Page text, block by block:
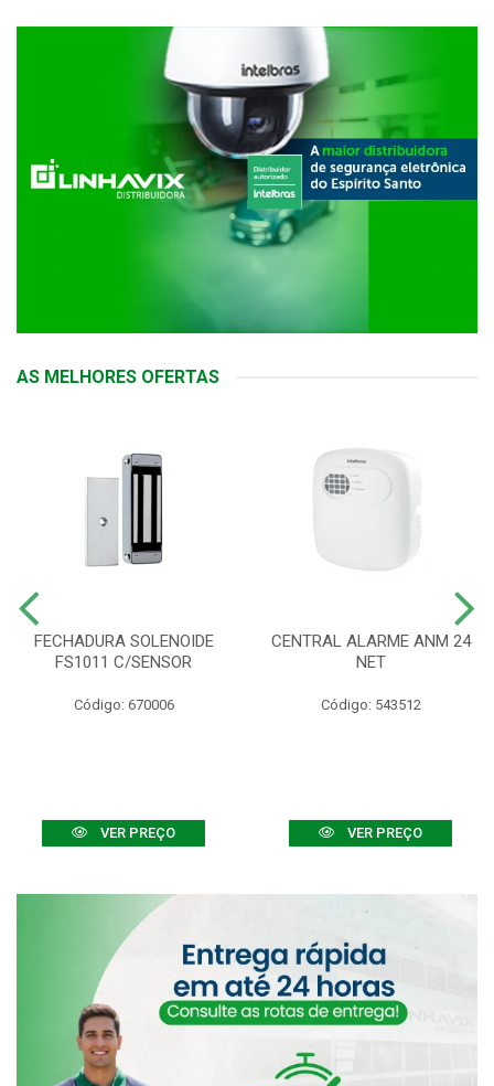
AS MELHORES OFERTAS
FECHADURA SOLENOIDE
FS1011 C/SENSOR
Código: 670006
VER PREÇO
CENTRAL ALARME ANM 24
NET
Código: 543512
VER PREÇO